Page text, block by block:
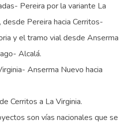
Pereira por la variante La
Pereira hacia Cerritos-
y el tramo vial desde Anserma
Alcalá.
Anserma Nuevo hacia
Cerritos a La Virginia.
son vías nacionales que se